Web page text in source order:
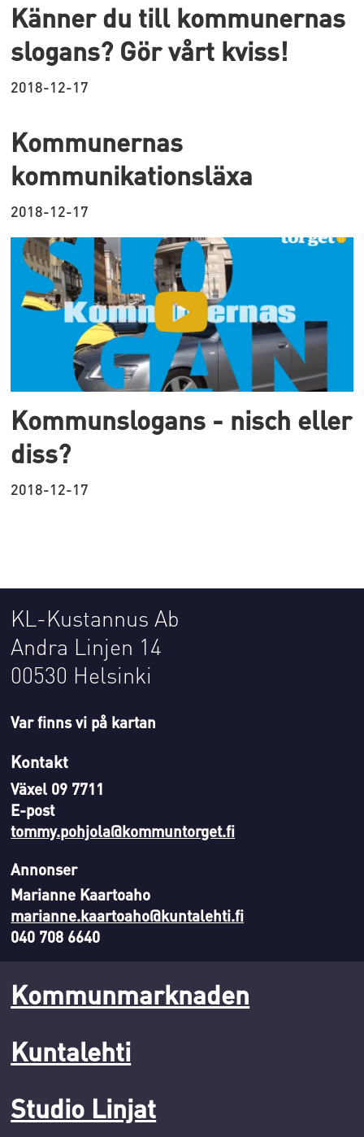
Känner du till kommunernas
slogans? Gör vårt kviss!
2018-12-17
Kommunernas
kommunikationsläxa
2018-12-17
Kommunslogans - nisch eller
diss?
2018-12-17
KL-Kustannus Ab
Andra Linjen 14
00530 Helsinki
Var finns vi på kartan
Kontakt
Växel 09 7711
E-post
tommy.pohjola@kommuntorget.fi
Annonser
Marianne Kaartoaho
marianne.kaartoaho@kuntalehti.fi
040 708 6640
Kommunmarknaden
Kuntalehti
Studio Linjat